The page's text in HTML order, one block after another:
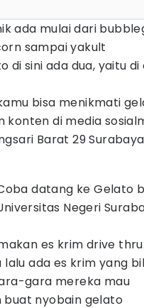
ada mulai dari
sampai yakult
sini ada dua, yaitu di
bisa menikmati
di media
Barat 29
datang ke Gelato
Negeri
es krim drive thru.
ada es krim yang
gara mereka mau
buat nyobain gelato